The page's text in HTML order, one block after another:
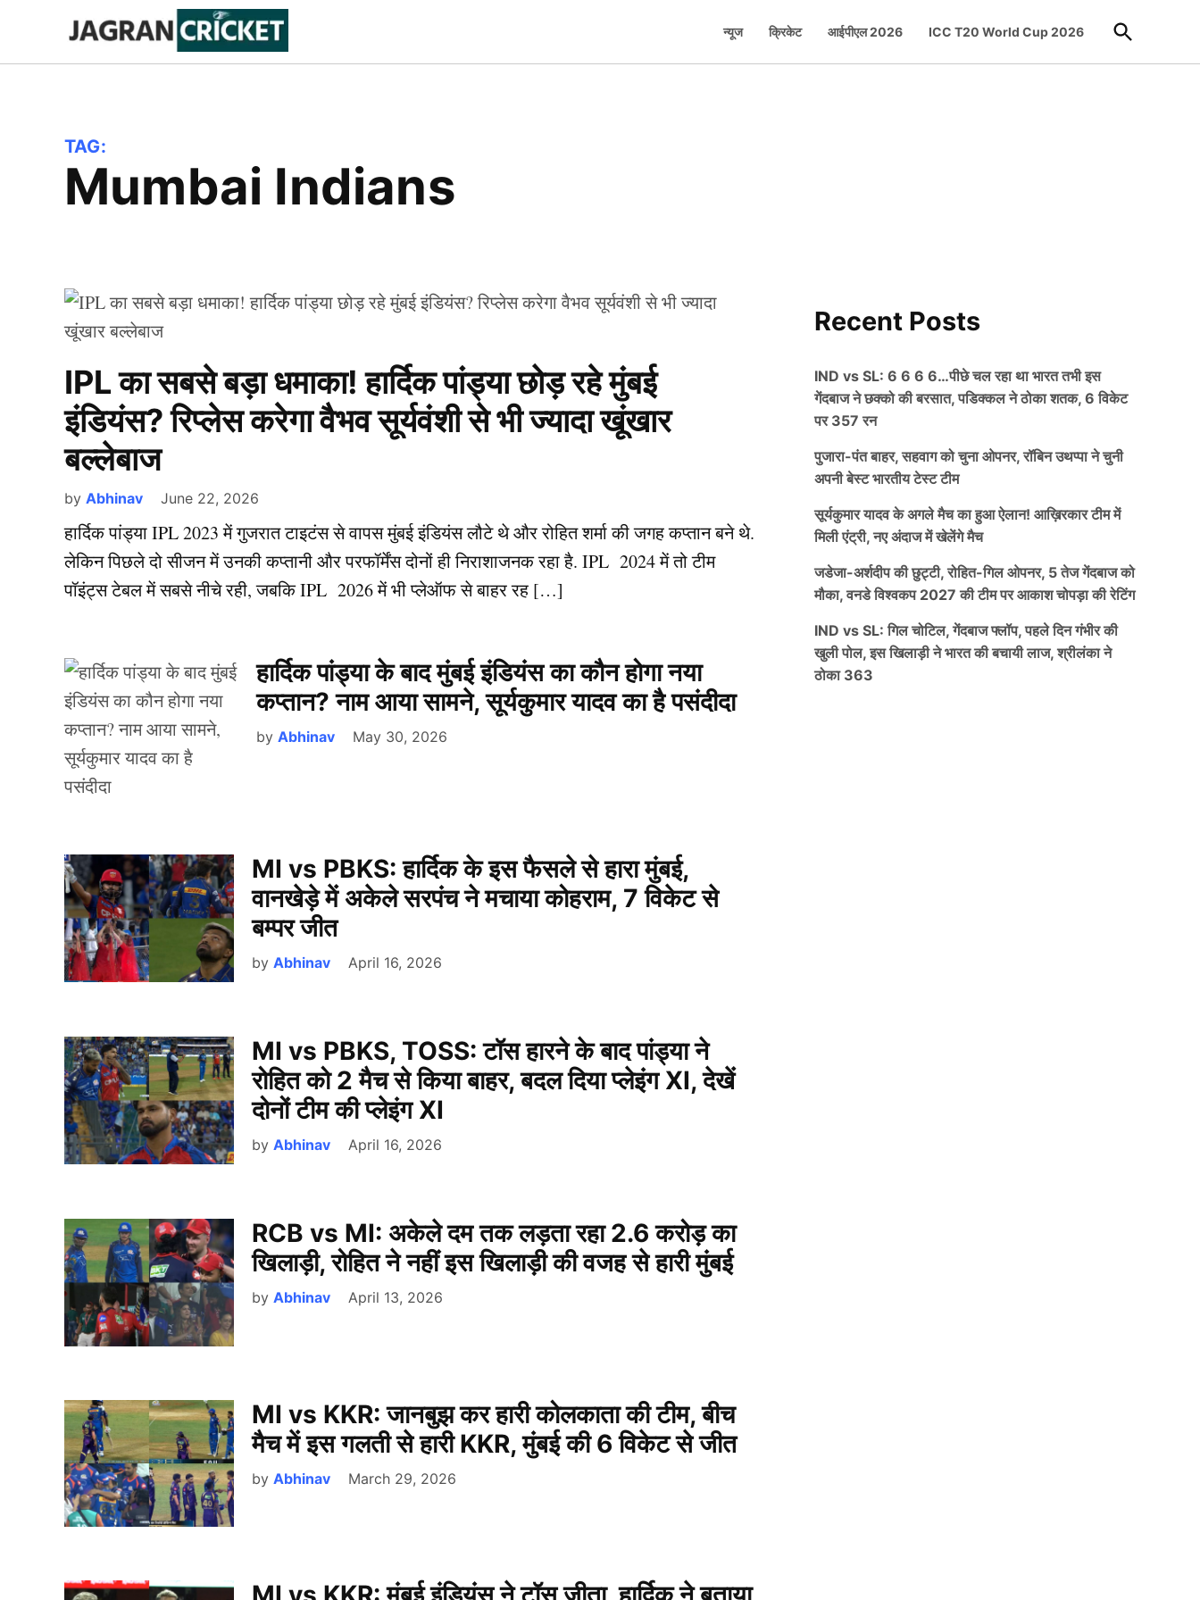
content
Cricket
न्यूज क्रिकेट आईपीएल 2026 ICC T20 World Cup 2026
Open
Search
TAG:
Mumbai Indians
IPL का सबसे बड़ा धमाका! हार्दिक पांड्या छोड़ रहे मुंबई
इंडियंस? रिप्लेस करेगा वैभव सूर्यवंशी से भी ज्यादा खूंखार
बल्लेबाज
by Abhinav June 22, 2026
हार्दिक पांड्या IPL 2023 में गुजरात टाइटंस से वापस मुंबई इंडियंस लौटे थे और रोहित शर्मा की जगह कप्तान बने थे.
लेकिन पिछले दो सीजन में उनकी कप्तानी और परफॉर्मेंस दोनों ही निराशाजनक रहा है. IPL 2024 में तो टीम
पॉइंट्स टेबल में सबसे नीचे रही, जबकि IPL 2026 में भी प्लेऑफ से बाहर रह […]
हार्दिक पांड्या के बाद मुंबई इंडियंस का कौन होगा नया
कप्तान? नाम आया सामने, सूर्यकुमार यादव का है पसंदीदा
by Abhinav May 30, 2026
MI vs PBKS: हार्दिक के इस फैसले से हारा मुंबई,
वानखेड़े में अकेले सरपंच ने मचाया कोहराम, 7 विकेट से
बम्पर जीत
by Abhinav April 16, 2026
MI vs PBKS, TOSS: टॉस हारने के बाद पांड्या ने
रोहित को 2 मैच से किया बाहर, बदल दिया प्लेइंग XI, देखें
दोनों टीम की प्लेइंग XI
by Abhinav April 16, 2026
RCB vs MI: अकेले दम तक लड़ता रहा 2.6 करोड़ का
खिलाड़ी, रोहित ने नहीं इस खिलाड़ी की वजह से हारी मुंबई
by Abhinav April 13, 2026
MI vs KKR: जानबुझ कर हारी कोलकाता की टीम, बीच
मैच में इस गलती से हारी KKR, मुंबई की 6 विकेट से जीत
by Abhinav March 29, 2026
Recent Posts
IND vs SL: 6 6 6 6…पीछे चल रहा था भारत तभी इस
गेंदबाज ने छक्को की बरसात, पडिक्कल ने ठोका शतक, 6 विकेट
पर 357 रन
पुजारा-पंत बाहर, सहवाग को चुना ओपनर, रॉबिन उथप्पा ने चुनी
अपनी बेस्ट भारतीय टेस्ट टीम
सूर्यकुमार यादव के अगले मैच का हुआ ऐलान! आख़िरकार टीम में
मिली एंट्री, नए अंदाज में खेलेंगे मैच
जडेजा-अर्शदीप की छुट्टी, रोहित-गिल ओपनर, 5 तेज गेंदबाज को
मौका, वनडे विश्वकप 2027 की टीम पर आकाश चोपड़ा की रेटिंग
IND vs SL: गिल चोटिल, गेंदबाज फ्लॉप, पहले दिन गंभीर की
खुली पोल, इस खिलाड़ी ने भारत की बचायी लाज, श्रीलंका ने
ठोका 363